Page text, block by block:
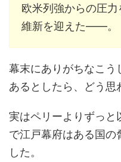
欧米列強からの圧
維新を迎えた――。
幕末にありがちなこう
あるとしたら、どう思
実はペリーよりずっと
で江戸幕府はある国の
した。